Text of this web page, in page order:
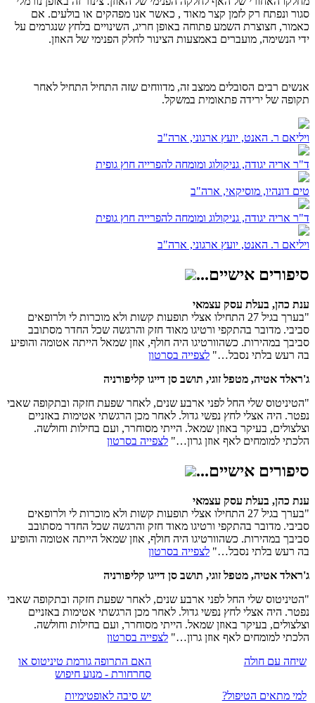
סגור ונפתח רק לזמן קצר מאוד , כאשר אנו מפהקים או בולעים. אם
כאמור, חצוצרת השמע פתוחה באופן חריג, השינויים בלחץ שנגרמים על
ידי הנשימה, מועברים באמצעות הצינור לחלק הפנימי של האוזן.
אנשים רבים הסובלים ממצב זה, מדווחים שזה התחיל התחיל לאחר
תקופה של ירידה פתאומית במשקל.
ויליאם ר. האנט, יועץ ארגוני, ארה"ב
ד"ר אריה יגודה, גניקולוג ומומחה להפרייה חוץ גופית
טים דונהיו, מוסיקאי, ארה"ב
ד"ר אריה יגודה, גניקולוג ומומחה להפרייה חוץ גופית
ויליאם ר. האנט, יועץ ארגוני, ארה"ב
סיפורים אישיים...
ענת כהן, בעלת עסק עצמאי
"בערך בגיל 27 התחילו אצלי תופעות קשות ולא מוכרות לי ולרופאים
סביבי. מדובר בהתקפי ורטיגו מאוד חזק והרגשה שכל החדר מסתובב
סביבך במהירות. כשהוורטיגו היה חולף, אוזן שמאל הייתה אטומה והופיע
בה רעש בלתי נסבל…" לצפייה בסרטון
ג'ראלד אטיה, מטפל זוגי, תושב סן דייגו קליפורניה
"הטיניטוס שלי החל לפני ארבע שנים, לאחר שפעת חזקה ובתקופה שאבי
נפטר. היה אצלי לחץ נפשי גדול. לאחר מכן הרגשתי אטימות באזניים
וצלצולים, בעיקר באוזן שמאל. הייתי מסוחרר, ועם בחילות וחולשה.
הלכתי למומחים לאף אוזן גרון…" לצפייה בסרטון
סיפורים אישיים...
ענת כהן, בעלת עסק עצמאי
"בערך בגיל 27 התחילו אצלי תופעות קשות ולא מוכרות לי ולרופאים
סביבי. מדובר בהתקפי ורטיגו מאוד חזק והרגשה שכל החדר מסתובב
סביבך במהירות. כשהוורטיגו היה חולף, אוזן שמאל הייתה אטומה והופיע
בה רעש בלתי נסבל…" לצפייה בסרטון
ג'ראלד אטיה, מטפל זוגי, תושב סן דייגו קליפורניה
"הטיניטוס שלי החל לפני ארבע שנים, לאחר שפעת חזקה ובתקופה שאבי
נפטר. היה אצלי לחץ נפשי גדול. לאחר מכן הרגשתי אטימות באזניים
וצלצולים, בעיקר באוזן שמאל. הייתי מסוחרר, ועם בחילות וחולשה.
הלכתי למומחים לאף אוזן גרון…" לצפייה בסרטון
האם התרופה גורמת טיניטוס או
סחרחורת - מנוע חיפוש
שיחה עם חולה
יש סיבה לאופטימיות
למי מתאים הטיפול?